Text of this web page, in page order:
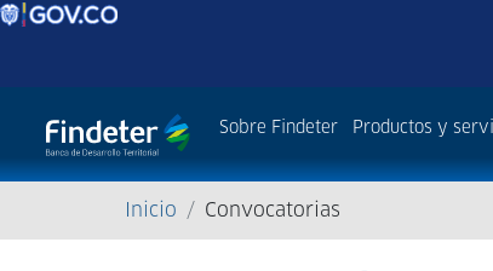
Sobre Findeter Productos y
Sobrescribir
enlaces
Inicio Convocatorias